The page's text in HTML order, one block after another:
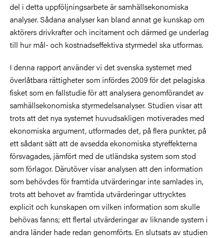
del i detta uppföljningsarbete är samhällsekonomiska
analyser. Sådana analyser kan bland annat ge kunskap om
aktörers drivkrafter och incitament och därmed ge underlag
till hur mål- och kostnadseffektiva styrmedel ska utformas.
I denna rapport använder vi det svenska systemet med
överlåtbara rättigheter som infördes 2009 för det pelagiska
fisket som en fallstudie för att analysera genomförandet av
samhällsekonomiska styrmedelsanalyser. Studien visar att
trots att det nya systemet huvudsakligen motiverades med
ekonomiska argument, utformades det, på flera punkter, på
ett sådant sätt att de avsedda ekonomiska styreffekterna
försvagades, jämfört med de utländska system som stod
som förlagor. Därutöver visar analysen att den information
som behövdes för framtida utvärderingar inte samlades in,
trots att behovet av framtida utvärderingar uttrycktes
explicit och kunskapen om vilken information som skulle
behövas fanns; ett flertal utvärderingar av liknande system i
andra länder hade redan genomförts. En slutsats av studien